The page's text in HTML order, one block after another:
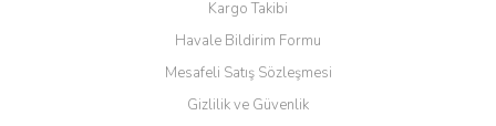
Kargo Takibi
Havale Bildirim Formu
Mesafeli Satış Sözleşmesi
Gizlilik ve Güvenlik